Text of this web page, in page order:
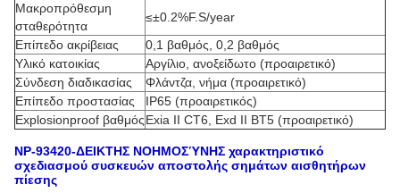
Μακροπρόθεσμη
σταθερότητα
≤±0.2%F.S/year
Επίπεδο ακρίβειας
0,1 βαθμός, 0,2 βαθμός
Υλικό κατοικίας
Αργίλιο, ανοξείδωτο (προαιρετικό)
Σύνδεση διαδικασίας
Φλάντζα, νήμα (προαιρετικό)
Επίπεδο προστασίας
IP65 (προαιρετικός)
Explosionproof βαθμόςExia ΙΙ CT6, Exd ΙΙ BT5 (προαιρετικό)
NP-93420-ΔΕΙΚΤΗΣ ΝΟΗΜΟΣΎΝΗΣ χαρακτηριστικό
σχεδιασμού συσκευών αποστολής σημάτων αισθητήρων
πίεσης